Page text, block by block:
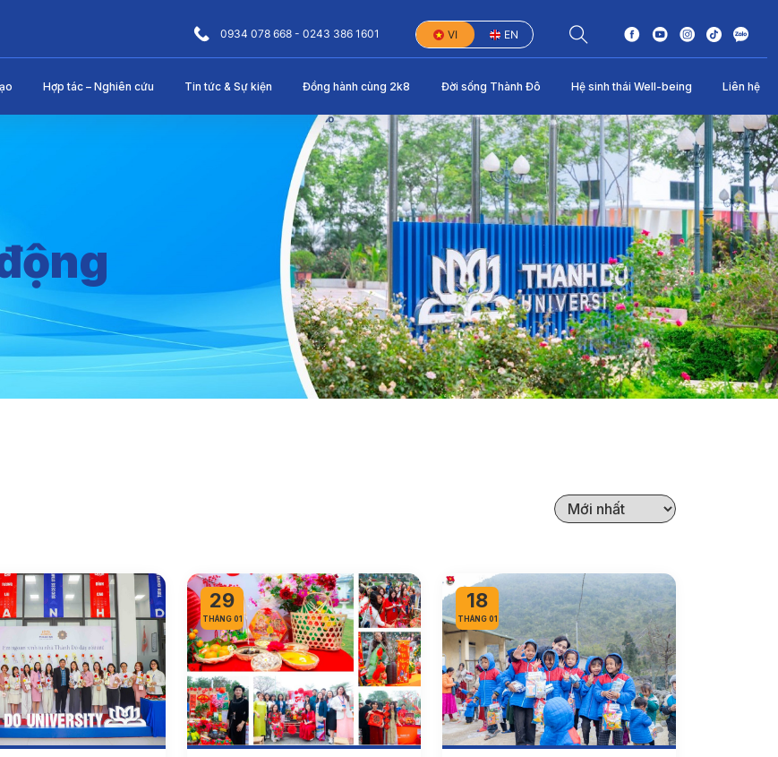
0934 078 668 - 0243 386 1601 VI EN
Hợp tác – Nghiên cứu Tin tức & Sự kiện Đồng hành cùng 2k8 Đời sống Thành Đô Hệ sinh thái Well-being Liên hệ
29
THÁNG 01
18
THÁNG 01